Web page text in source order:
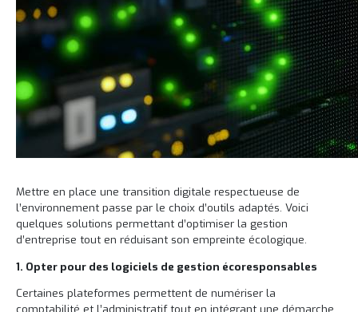
Mettre en place une transition digitale respectueuse de
l’environnement passe par le choix d’outils adaptés. Voici
quelques solutions permettant d’optimiser la gestion
d’entreprise tout en réduisant son empreinte écologique.
1. Opter pour des logiciels de gestion écoresponsables
Certaines plateformes permettent de numériser la